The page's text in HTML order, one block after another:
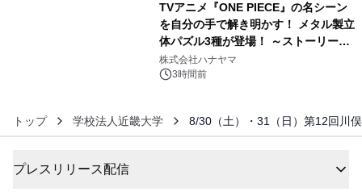
TVアニメ『ONE PIECE』の名シーン
を自分の手で解き明かす！ メタル製立
体パズル3種が登場！ ～ストーリーと
ギミックが融合した 大人の体験型パズ
ルが8月7日(金)12時より先行予約受付
株式会社ハナヤマ
3時間前
トップ 学校法人近畿大学 8/30（土）・31（日）第12回川
プレスリリース配信